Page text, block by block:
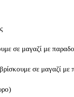
σε μαγαζί με
σε μαγαζί με